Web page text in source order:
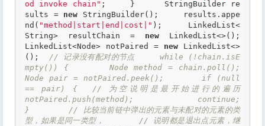
od invoke chain" ;     }      StringBuilder re
sults = new StringBuilder();     results.appe
nd( "method|start|end|cost|" );     LinkedList<
String> resultChain = new LinkedList<>();
LinkedList<Node> notPaired = new LinkedList<>
(); // 记录没有配对的节点     while (!chain.isE
mpty()) {       Node method = chain.poll();
Node pair = notPaired.peek();       if (null
== pair) {  // 为空说明是最开始进行的遍历
notPaired.push(method);         continue;
}        // 比较当前链中弹出的元素与未配对的元素的类
型，如果是同一类型，       // 说明都是退出点元素，继